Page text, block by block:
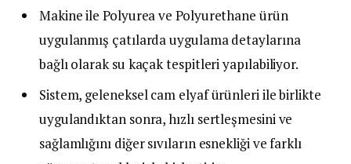
Makine ile Polyurea ve Polyurethane ürün
uygulanmış çatılarda uygulama detaylarına
bağlı olarak su kaçak tespitleri yapılabiliyor.
Sistem, geleneksel cam elyaf ürünleri ile birlikte
uygulandıktan sonra, hızlı sertleşmesini ve
sağlamlığını diğer sıvıların esnekliği ve farklı